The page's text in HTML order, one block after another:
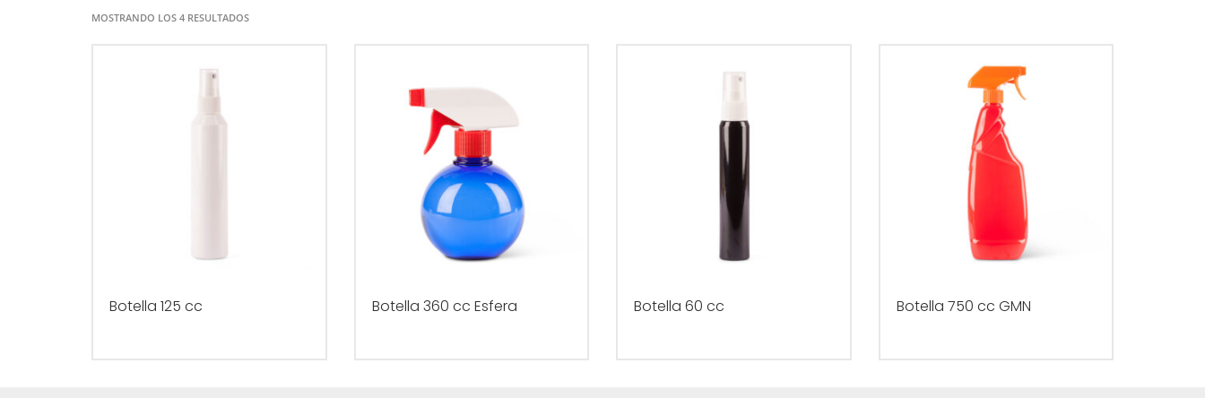
MOSTRANDO LOS 4 RESULTADOS
Botella 125 cc Botella 360 cc Esfera Botella 60 cc Botella 750 cc GMN